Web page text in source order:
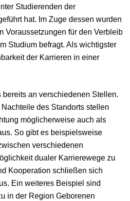
Studierenden der
hat. Im Zuge dessen wurden
Voraussetzungen für den Verbleib
Studium befragt. Als wichtigster
der Karrieren in einer
bereits an verschiedenen Stellen.
des Standorts stellen
möglicherweise auch als
So gibt es beispielsweise
verschiedenen
dualer Karrierewege zu
Kooperation schließen sich
Ein weiteres Beispiel sind
in der Region Geborenen